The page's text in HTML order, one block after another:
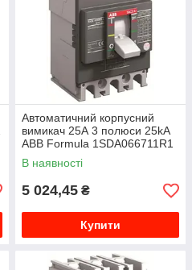
Автоматичний корпусний
вимикач 25А 3 полюси 25kA
ABB Formula 1SDA066711R1
В наявності
5 024,45 ₴
Купити